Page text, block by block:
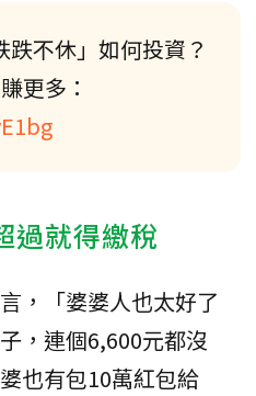
不休」如何投資？
更多：
過就得繳稅
，「婆婆人也太好了
，連個6,600元都沒
也有包10萬紅包給